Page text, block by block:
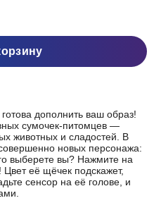
дополнить ваш образ!
сумочек-питомцев —
животных и сладостей. В
новых персонажа:
выберете вы? Нажмите на
Цвет её щёчек подскажет,
сенсор на её голове, и